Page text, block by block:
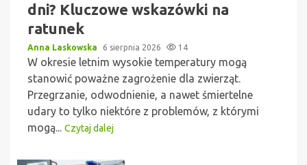
dni? Kluczowe wskazówki na
ratunek
Anna Laskowska 6 sierpnia 2026 14
W okresie letnim wysokie temperatury mogą
stanowić poważne zagrożenie dla zwierząt.
Przegrzanie, odwodnienie, a nawet śmiertelne
udary to tylko niektóre z problemów, z którymi
mogą... Czytaj dalej